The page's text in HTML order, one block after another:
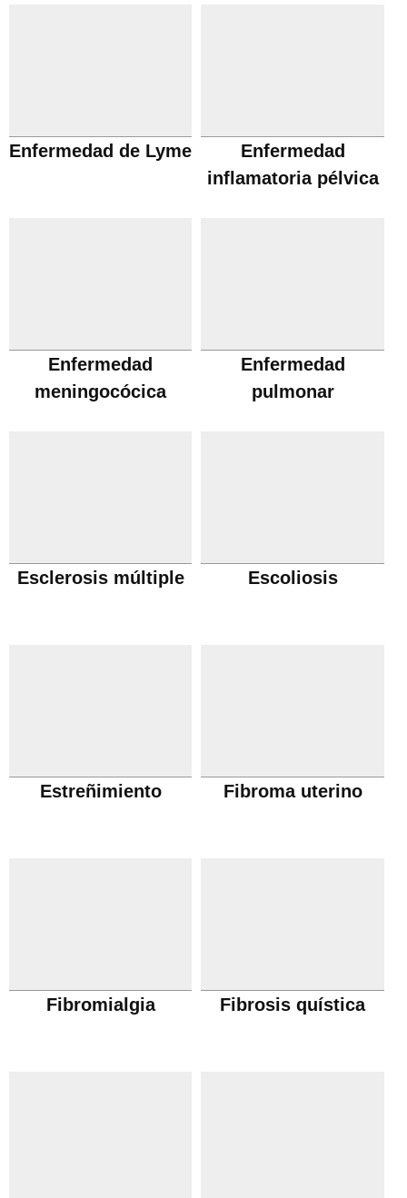
Enfermedad de Lyme
Enfermedad
inflamatoria pélvica
Enfermedad
meningocócica
Enfermedad
pulmonar
Esclerosis múltiple Escoliosis
Estreñimiento Fibroma uterino
Fibromialgia Fibrosis quística